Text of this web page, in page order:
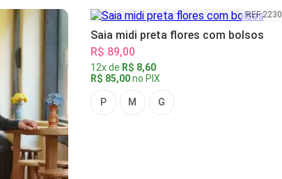
REF 2230
Saia midi preta flores com bolsos
R$ 89,00
12x de R$ 8,60
R$ 85,00no PIX
P M G